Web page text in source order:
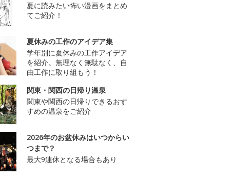
夏に読みたい怖い漫画をまとめ
てご紹介！
夏休みの工作のアイデア集
学年別に夏休みの工作アイデア
を紹介。無理なく無駄なく、自
由工作に取り組もう！
関東・関西の日帰り温泉
関東や関西の日帰りできるおす
すめの温泉をご紹介
2026年のお盆休みはいつからい
つまで？
最大9連休となる場合もあり